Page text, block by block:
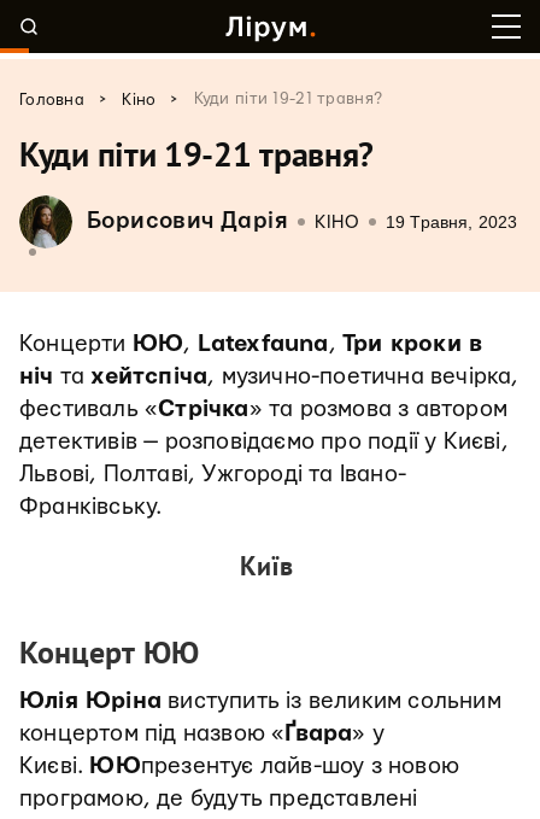
Головна > Кіно > Куди піти 19-21 травня?
Куди піти 19-21 травня?
Борисович Дарія КІНО 19 Травня, 2023
Концерти ЮЮ, Latexfauna,Три кроки в
ніч тахейтспіча, музично-поетична вечірка,
фестиваль «Стрічка» та розмова з автором
детективів — розповідаємо про події у Києві,
Львові, Полтаві, Ужгороді та Івано-
Франківську.
Київ
Концерт ЮЮ
Юлія Юріна виступить із великим сольним
концертом під назвою « Ґвара» у
Києві. ЮЮпрезентує лайв-шоу з новою
програмою, де будуть представлені